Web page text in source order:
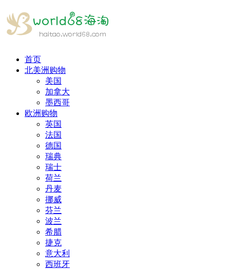
首页
北美洲购物
美国
加拿大
墨西哥
欧洲购物
英国
法国
德国
瑞典
瑞士
荷兰
丹麦
挪威
芬兰
波兰
希腊
捷克
意大利
西班牙